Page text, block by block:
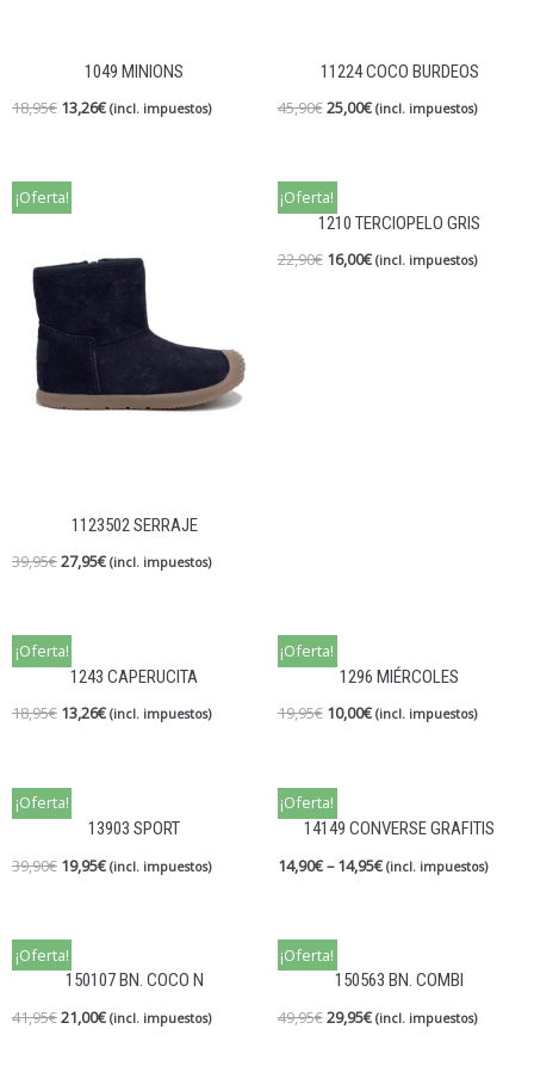
1049 MINIONS
18,95€ 13,26€ (incl. impuestos)
11224 COCO BURDEOS
45,90€25,00€ (incl. impuestos)
¡Oferta!
1123502 SERRAJE
39,95€27,95€ (incl. impuestos)
¡Oferta!
1210 TERCIOPELO GRIS
22,90€ 16,00€ (incl. impuestos)
¡Oferta!
1243 CAPERUCITA
18,95€ 13,26€ (incl. impuestos)
¡Oferta!
1296 MIÉRCOLES
19,95€ 10,00€ (incl. impuestos)
¡Oferta!
13903 SPORT
39,90€ 19,95€ (incl. impuestos)
¡Oferta!
14149 CONVERSE GRAFITIS
14,90€–14,95€ (incl. impuestos)
¡Oferta!
150107 BN. COCO N
41,95€21,00€ (incl. impuestos)
¡Oferta!
150563 BN. COMBI
49,95€29,95€ (incl. impuestos)